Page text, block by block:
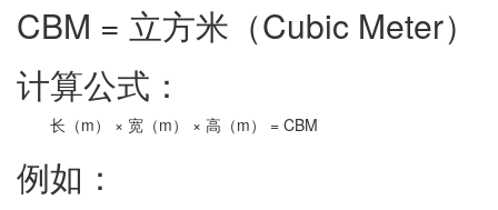
CBM = 立方米（Cubic Meter）
计算公式：
长（m） × 宽（m） × 高（m） = CBM
例如：